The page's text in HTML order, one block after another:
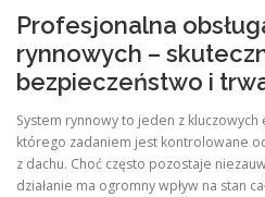
Profesjonalna
rynnowych –
bezpieczeństwo i
System rynnowy to jeden z
którego zadaniem jest kontrolowane
z dachu. Choć często pozostaje
działanie ma ogromny wpływ na stan